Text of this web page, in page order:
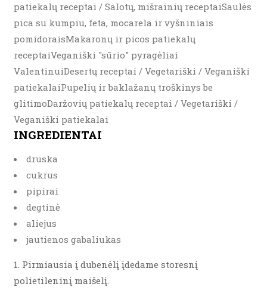
patiekalų receptai / Salotų, mišrainių receptaiSaulės
pica su kumpiu, feta, mocarela ir vyšniniais
pomidoraisMakaronų ir picos patiekalų
receptaiVeganiški "sūrio" pyragėliai
ValentinuiDesertų receptai / Vegetariški / Veganiški
patiekalaiPupelių ir baklažanų troškinys be
glitimoDaržovių patiekalų receptai / Vegetariški /
Veganiški patiekalai
INGREDIENTAI
druska
cukrus
pipirai
degtinė
aliejus
jautienos gabaliukas
1. Pirmiausia į dubenėlį įdedame storesnį
polietileninį maišelį.